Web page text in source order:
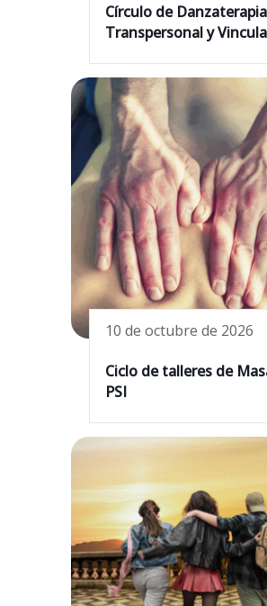
Círculo de Danzaterapia
Transpersonal y
10 de octubre de 2026
Ciclo de talleres de
PSI